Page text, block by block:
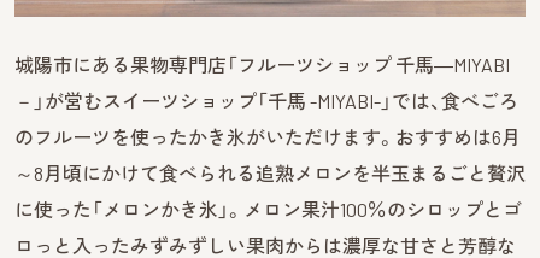
城陽市にある果物専門店「フルーツショップ 千馬―MIYABI
－」が営むスイーツショップ「千馬 -MIYABI-」では、食べごろ
のフルーツを使ったかき氷がいただけます。おすすめは6月
～8月頃にかけて食べられる追熟メロンを半玉まるごと贅沢
に使った「メロンかき氷」。メロン果汁100％のシロップとゴ
ロっと入ったみずみずしい果肉からは濃厚な甘さと芳醇な